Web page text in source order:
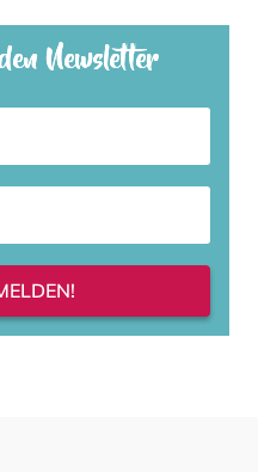
Newsletter